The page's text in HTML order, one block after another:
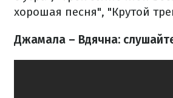
хорошая песня", "Крутой
Джамала – ​Вдячна: